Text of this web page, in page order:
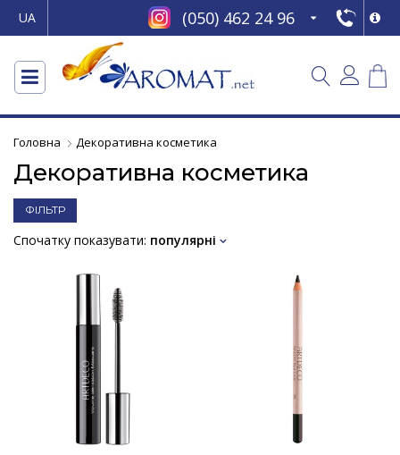
UA (050) 462 24 96
Головна Декоративна косметика
Декоративна косметика
ФІЛЬТР
Спочатку показувати: популярні